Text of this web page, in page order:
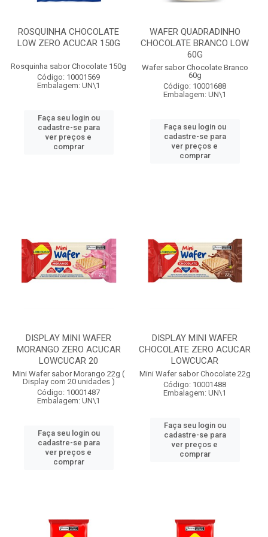
ROSQUINHA CHOCOLATE
LOW ZERO ACUCAR 150G
Rosquinha sabor Chocolate 150g
Código: 10001569
Embalagem: UN\1
Faça seu login ou
cadastre-se para
ver preços e
comprar
WAFER QUADRADINHO
CHOCOLATE BRANCO LOW
60G
Wafer sabor Chocolate Branco
60g
Código: 10001688
Embalagem: UN\1
Faça seu login ou
cadastre-se para
ver preços e
comprar
DISPLAY MINI WAFER
MORANGO ZERO ACUCAR
LOWCUCAR 20
Mini Wafer sabor Morango 22g (
Display com 20 unidades )
Código: 10001487
Embalagem: UN\1
Faça seu login ou
cadastre-se para
ver preços e
comprar
DISPLAY MINI WAFER
CHOCOLATE ZERO ACUCAR
LOWCUCAR
Mini Wafer sabor Chocolate 22g
Código: 10001488
Embalagem: UN\1
Faça seu login ou
cadastre-se para
ver preços e
comprar